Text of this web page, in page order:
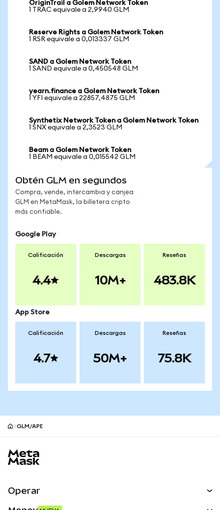
OriginTrail a Golem Network Token
1 TRAC equivale a 2,9940 GLM
Reserve Rights a Golem Network Token
1 RSR equivale a 0,013337 GLM
SAND a Golem Network Token
1 SAND equivale a 0,450548 GLM
yearn.finance a Golem Network Token
1 YFI equivale a 22857,4875 GLM
Synthetix Network Token a Golem Network Token
1 SNX equivale a 2,3523 GLM
Beam a Golem Network Token
1 BEAM equivale a 0,015542 GLM
Obtén GLM en segundos
Compra, vende, intercambia y canjea
GLM en MetaMask, la billetera cripto
más confiable.
Google Play
Calificación
4.4
Descargas
10M+
Reseñas
483.8K
App Store
Calificación
4.7
Descargas
50M+
Reseñas
75.8K
GLM/APE
Operar